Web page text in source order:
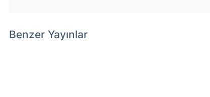
Benzer Yayınlar